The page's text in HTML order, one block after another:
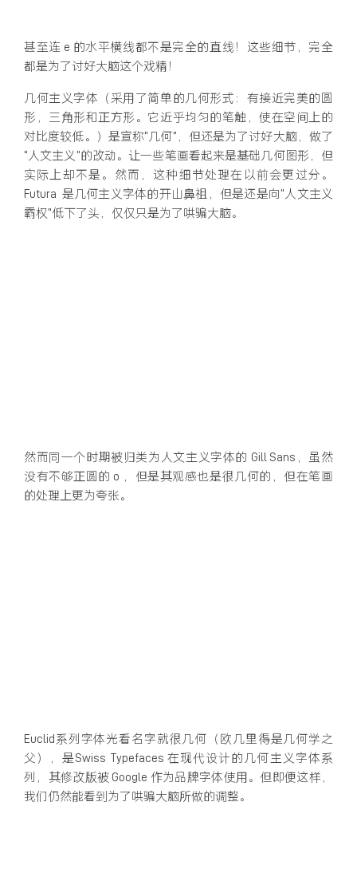
甚至连 e 的水平横线都不是完全的直线！这些细节，完全
都是为了讨好大脑这个戏精！
几何主义字体（采用了简单的几何形式：有接近完美的圆
形，三角形和正方形。它近乎均匀的笔触，使在空间上的
对比度较低。）是宣称“几何”，但还是为了讨好大脑，做了
“人文主义”的改动。让一些笔画看起来是基础几何图形，但
实际上却不是。然而，这种细节处理在以前会更过分。
Futura 是几何主义字体的开山鼻祖，但是还是向“人文主义
霸权”低下了头，仅仅只是为了哄骗大脑。
然而同一个时期被归类为人文主义字体的 Gill Sans，虽然
没有不够正圆的 o ，但是其观感也是很几何的，但在笔画
的处理上更为夸张。
Euclid系列字体光看名字就很几何（欧几里得是几何学之
父），是Swiss Typefaces 在现代设计的几何主义字体系
列，其修改版被 Google 作为品牌字体使用。但即便这样，
我们仍然能看到为了哄骗大脑所做的调整。